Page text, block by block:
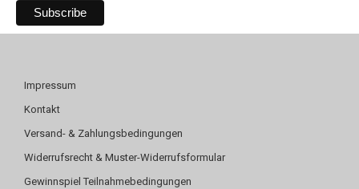
Impressum
Kontakt
Versand- & Zahlungsbedingungen
Widerrufsrecht & Muster-Widerrufsformular
Gewinnspiel Teilnahmebedingungen